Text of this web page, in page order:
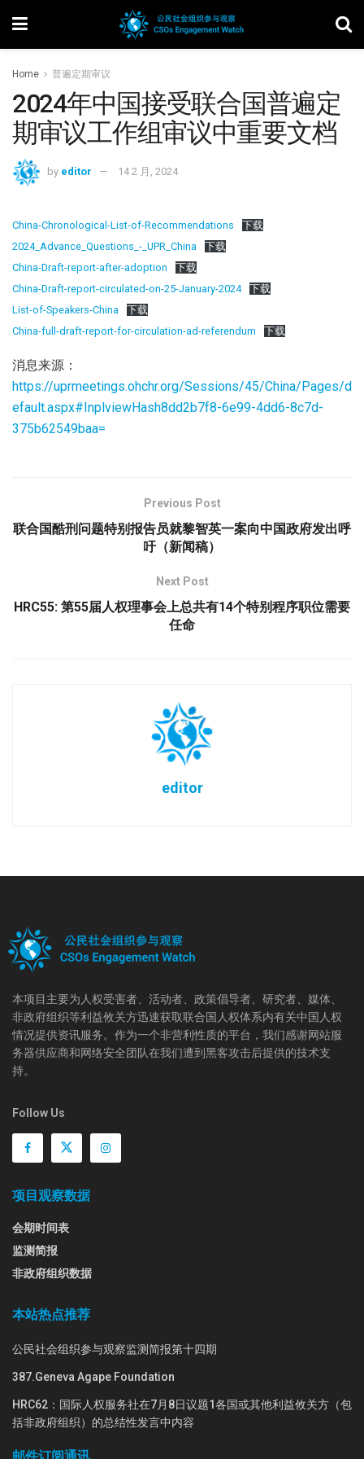
Home 普遍定期审议
2024年中国接受联合国普遍定
期审议工作组审议中重要文档
by editor 14 2 月, 2024
China-Chronological-List-of-Recommendations
下载
2024_Advance_Questions_-_UPR_China
下载
China-Draft-report-after-adoption
下载
China-Draft-report-circulated-on-25-January-2024
下载
List-of-Speakers-China
下载
China-full-draft-report-for-circulation-ad-referendum
下载
消息来源：
https://uprmeetings.ohchr.org/Sessions/45/China/Pages/d
efault.aspx#InplviewHash8dd2b7f8-6e99-4dd6-8c7d-
375b62549baa=
Previous Post
联合国酷刑问题特别报告员就黎智英一案向中国政府发出呼
吁（新闻稿）
Next Post
HRC55: 第55届人权理事会上总共有14个特别程序职位需要
任命
editor
本项目主要为人权受害者、活动者、政策倡导者、研究者、媒体、
非政府组织等利益攸关方迅速获取联合国人权体系内有关中国人权
情况提供资讯服务。作为一个非营利性质的平台，我们感谢网站服
务器供应商和网络安全团队在我们遭到黑客攻击后提供的技术支
持。
Follow Us
项目观察数据
会期时间表
监测简报
非政府组织数据
本站热点推荐
公民社会组织参与观察监测简报第十四期
387.Geneva Agape Foundation
HRC62：国际人权服务社在7月8日议题1各国或其他利益攸关方（包
括非政府组织）的总结性发言中内容